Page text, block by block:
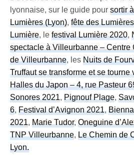
lyonnaise, sur le guide poursortir
Lumières (Lyon),fête des
Lumière, lefestival Lumière 2020,
spectacle à Villeurbanne – Centre
de Villeurbanne, lesNuits de
Truffaut se transforme et se tourne
Halles du Japon – 4, rue Pasteur
Sonores 2021,Pignouf Plage,
6,Festival d’Avignon 2021,
2021,Marie Tudor,Oneguine
TNP Villeurbanne,Le Chemin de
Lyon.